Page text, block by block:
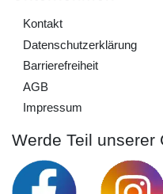
Kontakt
Daten­schutz­erklärung
Barrierefreiheit
AGB
Impressum
Werde Teil unserer